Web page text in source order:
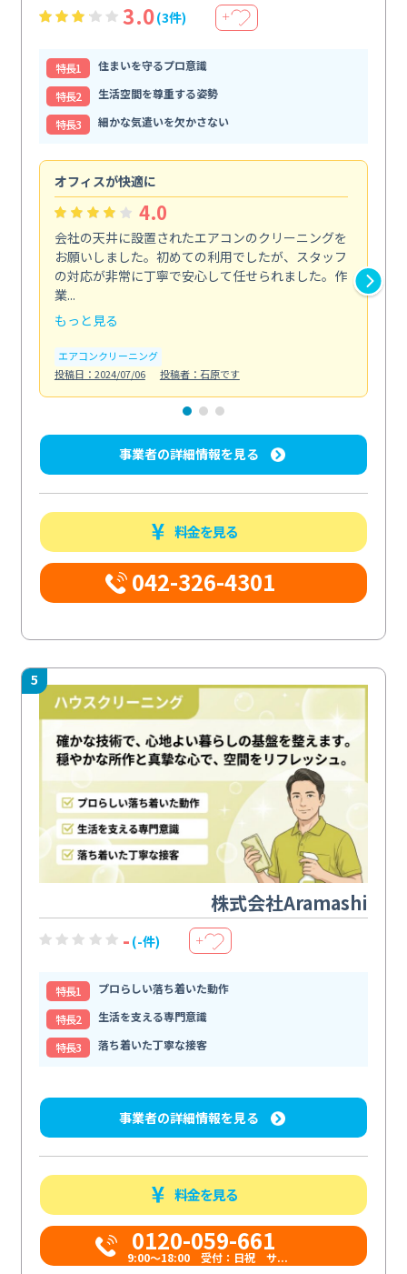
3.0(3件) ＋
特⻑1
住まいを守るプロ意識
特⻑2
生活空間を尊重する姿勢
特⻑3
細かな気遣いを欠かさない
オフィスが快適に
4.0
会社の天井に設置されたエアコンのクリーニングを
お願いしました。初めての利用でしたが、スタッフ
の対応が非常に丁寧で安心して任せられました。作
業...
もっと見る
エアコンクリーニング
投稿日：2024/07/06
投稿者：石原です
事業者の詳細情報を見る
料金を見る
042-326-4301
5
株式会社Aramashi
- (-件) ＋
特⻑1
プロらしい落ち着いた動作
特⻑2
生活を支える専門意識
特⻑3
落ち着いた丁寧な接客
事業者の詳細情報を見る
料金を見る
0120-059-661
9:00〜18:00 受付：日祝 サ...